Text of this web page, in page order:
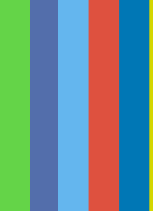
Kommentare zu